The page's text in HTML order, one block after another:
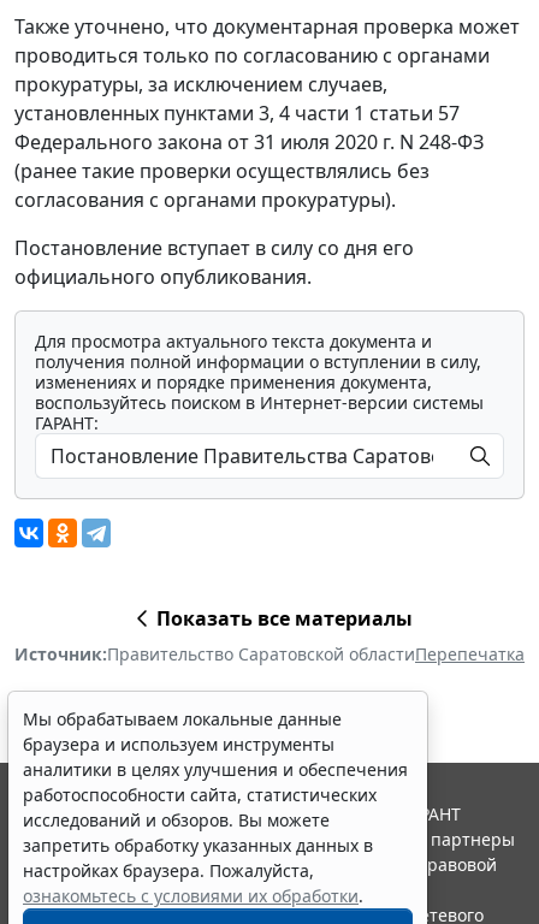
Также уточнено, что документарная проверка может
проводиться только по согласованию с органами
прокуратуры, за исключением случаев,
установленных пунктами 3, 4 части 1 статьи 57
Федерального закона от 31 июля 2020 г. N 248-ФЗ
(ранее такие проверки осуществлялись без
согласования с органами прокуратуры).
Постановление вступает в силу со дня его
официального опубликования.
Для просмотра актуального текста документа и
получения полной информации о вступлении в силу,
изменениях и порядке применения документа,
воспользуйтесь поиском в Интернет-версии системы
ГАРАНТ:
Показать все материалы
Источник:Правительство Саратовской областиПерепечатка
Мы обрабатываем локальные данные
браузера и используем инструменты
аналитики в целях улучшения и обеспечения
работоспособности сайта, статистических
исследований и обзоров. Вы можете
запретить обработку указанных данных в
настройках браузера. Пожалуйста,
ознакомьтесь с условиями их обработки.
© ООО "НПП "ГАРАНТ-СЕРВИС", 2026. Система ГАРАНТ
выпускается с 1990 года. Компания "Гарант" и ее партнеры
являются участниками Российской ассоциации правовой
информации ГАРАНТ.
Портал ГАРАНТ.РУ зарегистрирован в качестве сетевого